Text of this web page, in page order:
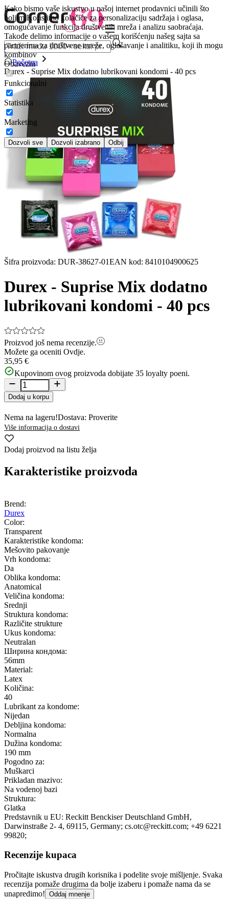
Kako bismo vaše iskustvo u našoj internet prodavnici učinili što
boljim.Koristimo kolačiće za personalizaciju sadržaja i oglasa,
omogućavanje funkcija društvenih mreža i analizu saobraćaja.
Takođe delimo informacije o vašem korišćenju našeg sajta sa
partnerima za društvene mreže, oglašavanje i analitiku, koji ih mogu
kombinov
Obavezni
Funkcionalni
Statistika
Marketing
Dozvoli sve Dozvoli izabrano Odbij
Početna
Durex - Suprise Mix dodatno lubrikovani kondomi - 40 pcs
Šifra proizvoda: DUR-38627-01EAN kod: 8410104900625
Durex - Suprise Mix dodatno
lubrikovani kondomi - 40 pcs
Proizvod još nema recenzije.
Možete ga oceniti Ovdje.
35,95 €
Kupovinom ovog proizvoda dobijate 35 loyalty poeni.
Dodaj u korpu
Nema na lageru!Dostava: Proverite
Više informacija o dostavi
Dodaj proizvod na listu želja
Karakteristike proizvoda
Brend:
Durex
Color:
Transparent
Karakteristike kondoma:
Mešovito pakovanje
Vrh kondoma:
Da
Oblika kondoma:
Anatomical
Veličina kondoma:
Srednji
Struktura kondoma:
Različite strukture
Ukus kondoma:
Neutralan
Ширина кондома:
56mm
Material:
Latex
Količina:
40
Lubrikant za kondome:
Nijedan
Debljina kondoma:
Normalna
Dužina kondoma:
190 mm
Pogodno za:
Muškarci
Prikladan mazivo:
Na vodenoj bazi
Struktura:
Glatka
Predstavnik u EU: Reckitt Benckiser Deutschland GmbH,
Darwinstraße 2- 4, 69115, Germany; cs.otc@reckitt.com; +49 6221
99820;
Recenzije kupaca
Pročitajte iskustva drugih korisnika i podelite svoje mišljenje. Svaka
recenzija pomaže drugima da bolje izaberu i pomaže nama da se
unapredimo! Oddaj mnenje